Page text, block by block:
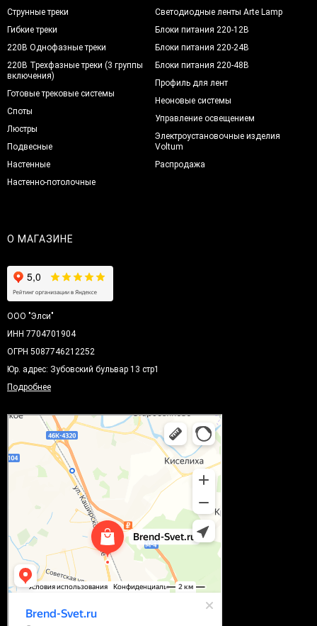
Струнные треки
Гибкие треки
220В Однофазные треки
220В Трехфазные треки (3 группы
включения)
Готовые трековые системы
Споты
Люстры
Подвесные
Настенные
Настенно-потолочные
Светодиодные ленты Arte Lamp
Блоки питания 220-12В
Блоки питания 220-24В
Блоки питания 220-48В
Профиль для лент
Неоновые системы
Управление освещением
Электроустановочные изделия
Voltum
Распродажа
О МАГАЗИНЕ
ООО "Элси"
ИНН 7704701904
ОГРН 5087746212252
Юр. адрес: Зубовский бульвар 13 стр1
Подробнее